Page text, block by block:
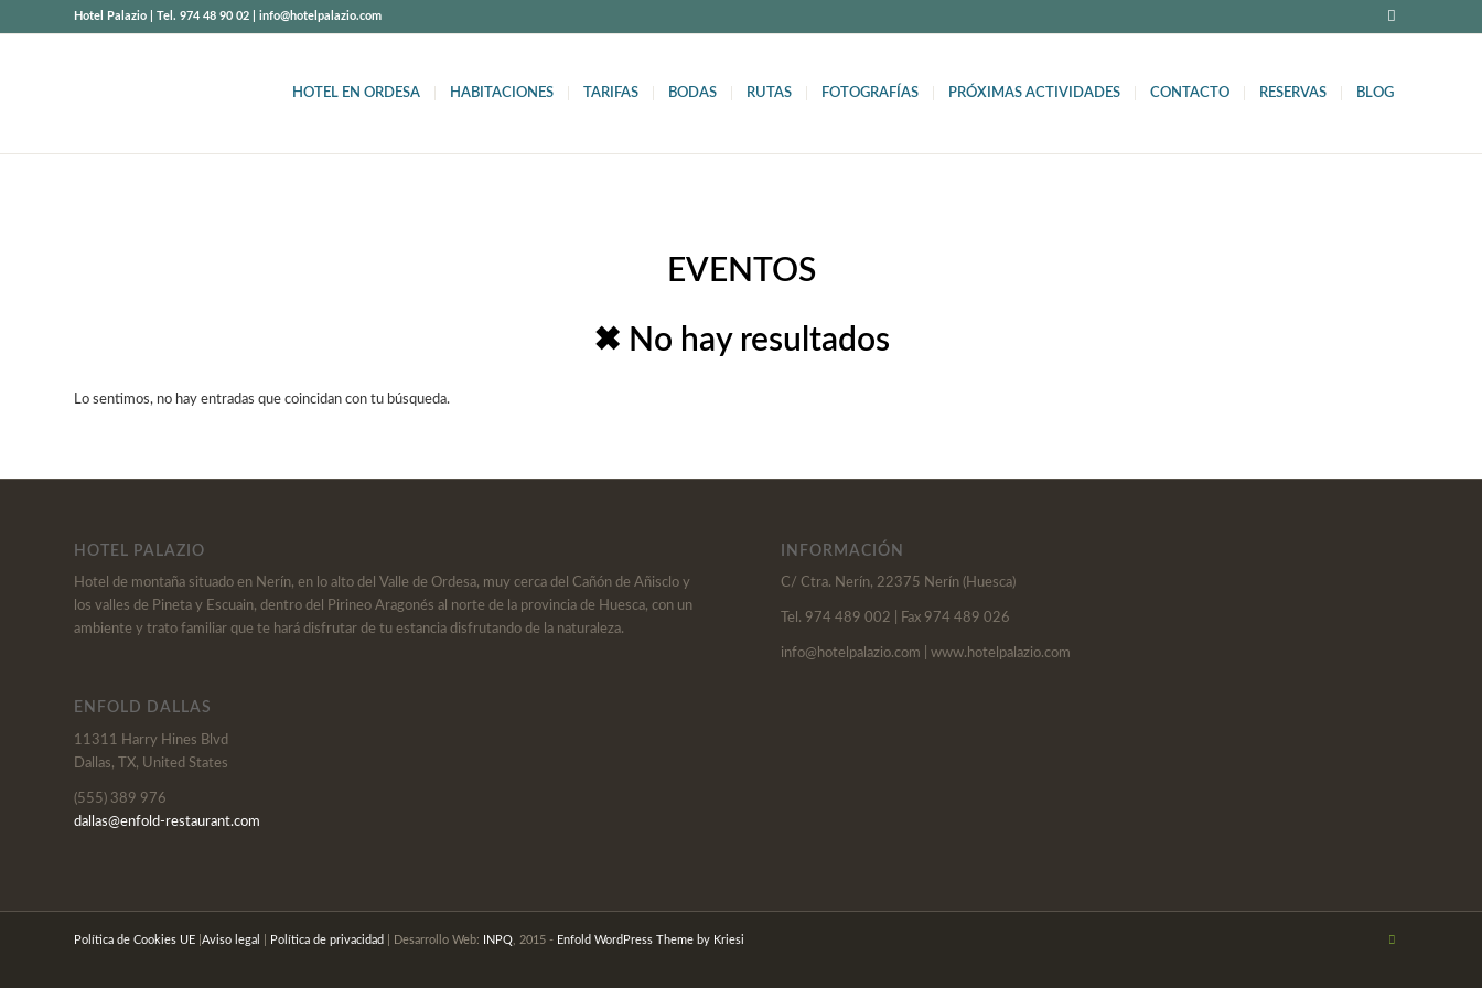
Hotel Palazio | Tel. 974 48 90 02 | info@hotelpalazio.com
HOTEL EN ORDESA HABITACIONES TARIFAS BODAS RUTAS FOTOGRAFÍAS PRÓXIMAS ACTIVIDADES CONTACTO RESERVAS BLOG
EVENTOS
✖ No hay resultados
Lo sentimos, no hay entradas que coincidan con tu búsqueda.
HOTEL PALAZIO
Hotel de montaña situado en Nerín, en lo alto del Valle de Ordesa, muy cerca del Cañón de Añisclo y
los valles de Pineta y Escuain, dentro del Pirineo Aragonés al norte de la provincia de Huesca, con un
ambiente y trato familiar que te hará disfrutar de tu estancia disfrutando de la naturaleza.
ENFOLD DALLAS
11311 Harry Hines Blvd
Dallas, TX, United States
(555) 389 976
dallas@enfold-restaurant.com
INFORMACIÓN
C/ Ctra. Nerín, 22375 Nerín (Huesca)
Tel. 974 489 002 | Fax 974 489 026
info@hotelpalazio.com | www.hotelpalazio.com
Política de Cookies UE Aviso legal Política de privacidad | Desarrollo Web: INPQ , 2015 - Enfold WordPress Theme by Kriesi